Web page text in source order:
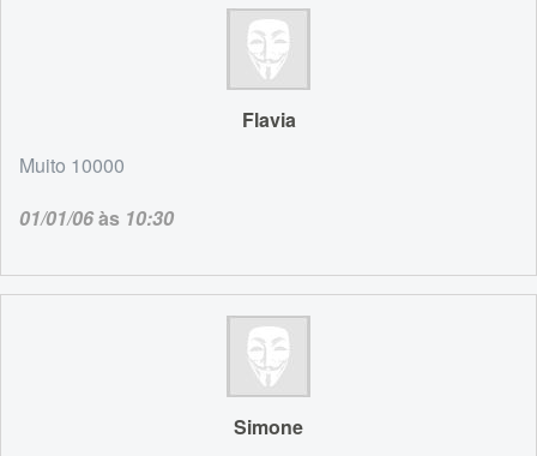
Flavia
Muito 10000
01/01/06às 10:30
Simone